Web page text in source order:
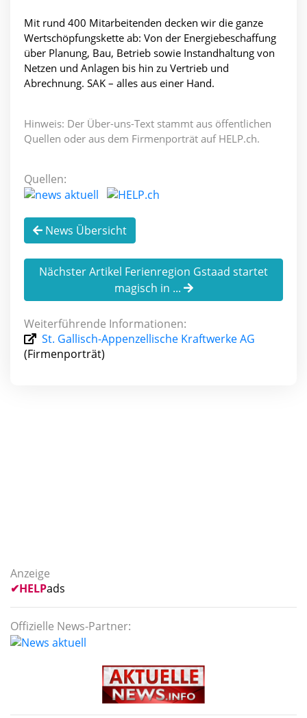
Mit rund 400 Mitarbeitenden decken wir die ganze
Wertschöpfungskette ab: Von der Energiebeschaffung
über Planung, Bau, Betrieb sowie Instandhaltung von
Netzen und Anlagen bis hin zu Vertrieb und
Abrechnung. SAK – alles aus einer Hand.
Hinweis: Der Über-uns-Text stammt aus öffentlichen
Quellen oder aus dem Firmenporträt auf HELP.ch.
Quellen:
News Übersicht
Nächster Artikel Ferienregion Gstaad startet
magisch in ...
Weiterführende Informationen:
St. Gallisch-Appenzellische Kraftwerke AG
(Firmenporträt)
Anzeige
✔HELPads
Offizielle News-Partner: